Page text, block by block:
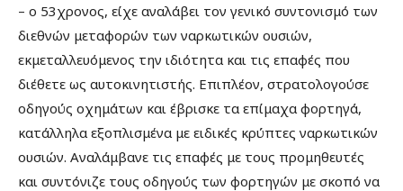
– ο 53χρονος, είχε αναλάβει τον γενικό συντονισμό των
διεθνών μεταφορών των ναρκωτικών ουσιών,
εκμεταλλευόμενος την ιδιότητα και τις επαφές που
διέθετε ως αυτοκινητιστής. Επιπλέον, στρατολογούσε
οδηγούς οχημάτων και έβρισκε τα επίμαχα φορτηγά,
κατάλληλα εξοπλισμένα με ειδικές κρύπτες ναρκωτικών
ουσιών. Αναλάμβανε τις επαφές με τους προμηθευτές
και συντόνιζε τους οδηγούς των φορτηγών με σκοπό να